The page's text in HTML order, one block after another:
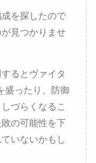
を探したので
見つかりませ
るとヴァイタ
盛ったり、防御
づらくなるこ
の可能性を下
いないかもし